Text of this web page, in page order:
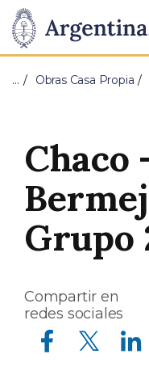
Presidencia
de
Nación
Pasar al contenido
… Obras Casa Propia
Chaco
Grupo
Compartir en
redes sociales
Compartir en Facebook Compartir en Twitter Compartir en Linkedin